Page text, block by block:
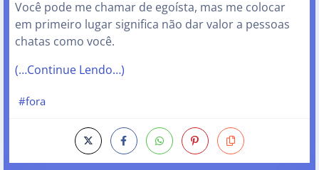
Você pode me chamar de egoísta, mas me colocar
em primeiro lugar significa não dar valor a pessoas
chatas como você.
(…Continue Lendo…)
#fora